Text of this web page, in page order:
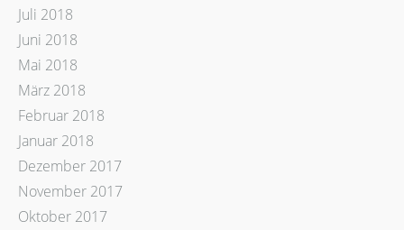
Juli 2018
Juni 2018
Mai 2018
März 2018
Februar 2018
Januar 2018
Dezember 2017
November 2017
Oktober 2017